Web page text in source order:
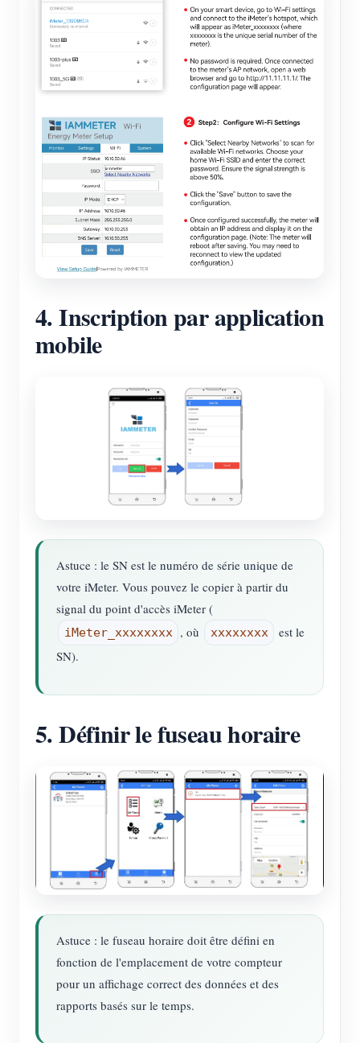
4. Inscription par application
mobile
Astuce : le SN est le numéro de série unique de
votre iMeter. Vous pouvez le copier à partir du
signal du point d'accès iMeter (
iMeter_xxxxxxxx , où xxxxxxxx
est le
SN).
5. Définir le fuseau horaire
Astuce : le fuseau horaire doit être défini en
fonction de l'emplacement de votre compteur
pour un affichage correct des données et des
rapports basés sur le temps.